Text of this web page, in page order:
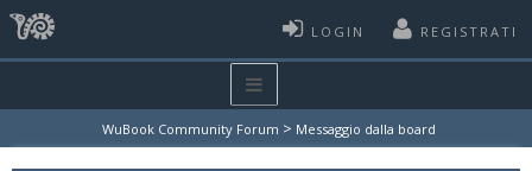
LOGIN REGISTRATI
WuBook Community Forum > Messaggio dalla board